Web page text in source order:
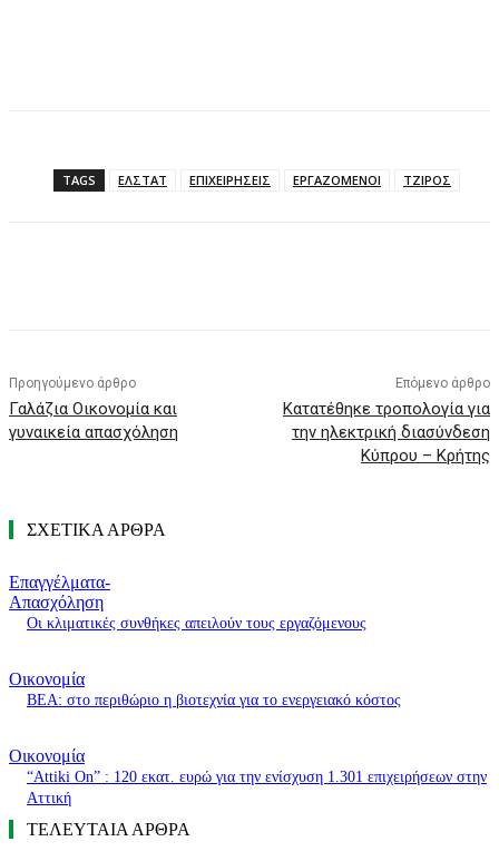
TAGS ΕΛΣΤΑΤ ΕΠΙΧΕΙΡΗΣΕΙΣ ΕΡΓΑΖΟΜΕΝΟΙ ΤΖΙΡΟΣ
Προηγούμενο άρθρο
Γαλάζια Οικονομία και
γυναικεία απασχόληση
Επόμενο άρθρο
Κατατέθηκε τροπολογία για
την ηλεκτρική διασύνδεση
Κύπρου – Κρήτης
ΣΧΕΤΙΚΑ ΑΡΘΡΑ
Επαγγέλματα-
Απασχόληση
Οι κλιματικές συνθήκες απειλούν τους εργαζόμενους
Οικονομία
ΒΕΑ: στο περιθώριο η βιοτεχνία για το ενεργειακό κόστος
Οικονομία
“Attiki On” : 120 εκατ. ευρώ για την ενίσχυση 1.301 επιχειρήσεων στην
Αττική
ΤΕΛΕΥΤΑΙΑ ΑΡΘΡΑ